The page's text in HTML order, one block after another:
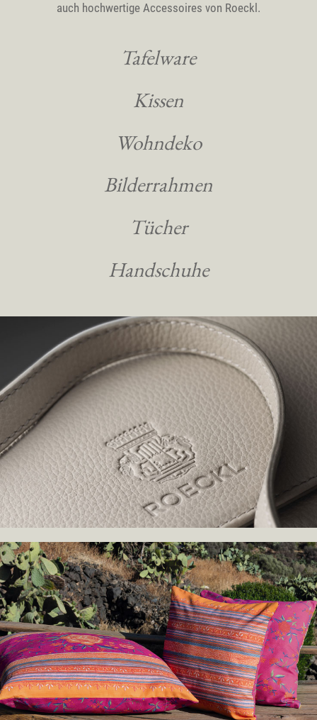
auch hochwertige Accessoires von Roeckl.
Tafelware
Kissen
Wohndeko
Bilderrahmen
Tücher
Handschuhe